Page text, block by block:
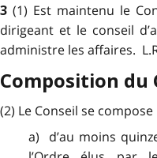
3(1) Est maintenu le
dirigeant et le conseil
administre les affaires.
Composition du
(2) Le Conseil se compose
a) d’au moins